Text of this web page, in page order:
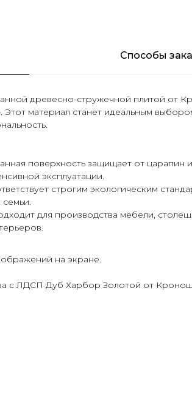
Способы
древесно-стружечной плитой от
материал станет идеальным
поверхность защищает от царапин и
эксплуатации.
строгим экологическим
для производства мебели,
на экране.
с ЛДСП Дуб Харбор Золотой от